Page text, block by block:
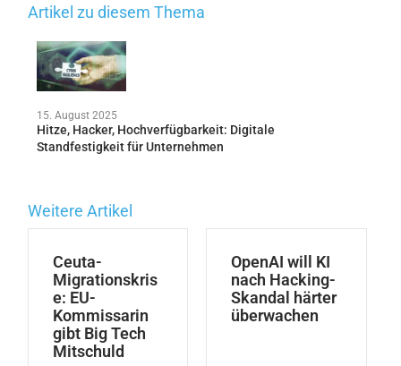
Artikel zu diesem Thema
15. August 2025
Hitze, Hacker, Hochverfügbarkeit: Digitale
Standfestigkeit für Unternehmen
Weitere Artikel
Ceuta-
Migrationskris
e: EU-
Kommissarin
gibt Big Tech
Mitschuld
OpenAI will KI
nach Hacking-
Skandal härter
überwachen